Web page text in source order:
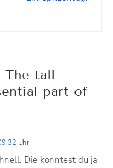
The tall
part of
Uhr
Die könntest du ja